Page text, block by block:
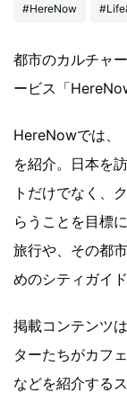
#HereNow
都市のカルチャ
ービス「
HereNowでは、
を紹介。日本を
トだけでなく、
らうことを目標
旅行や、その都
めのシティガイ
掲載コンテンツ
ターたちがカフ
などを紹介する